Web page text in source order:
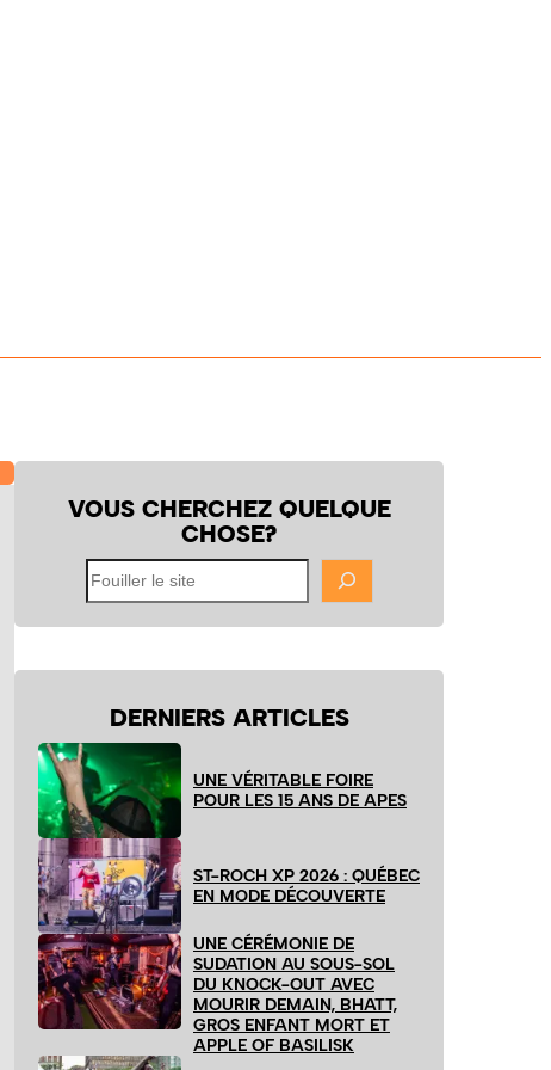
VOUS CHERCHEZ QUELQUE
CHOSE?
Fouiller
le
site
DERNIERS ARTICLES
UNE VÉRITABLE FOIRE
POUR LES 15 ANS DE APES
ST-ROCH XP 2026 : QUÉBEC
EN MODE DÉCOUVERTE
UNE CÉRÉMONIE DE
SUDATION AU SOUS-SOL
DU KNOCK-OUT AVEC
MOURIR DEMAIN, BHATT,
GROS ENFANT MORT ET
APPLE OF BASILISK